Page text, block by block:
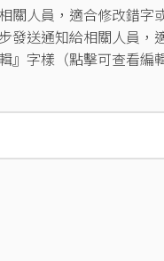
關人員，適合修改錯字
發送通知給相關人員，
』字樣（點擊可查看編